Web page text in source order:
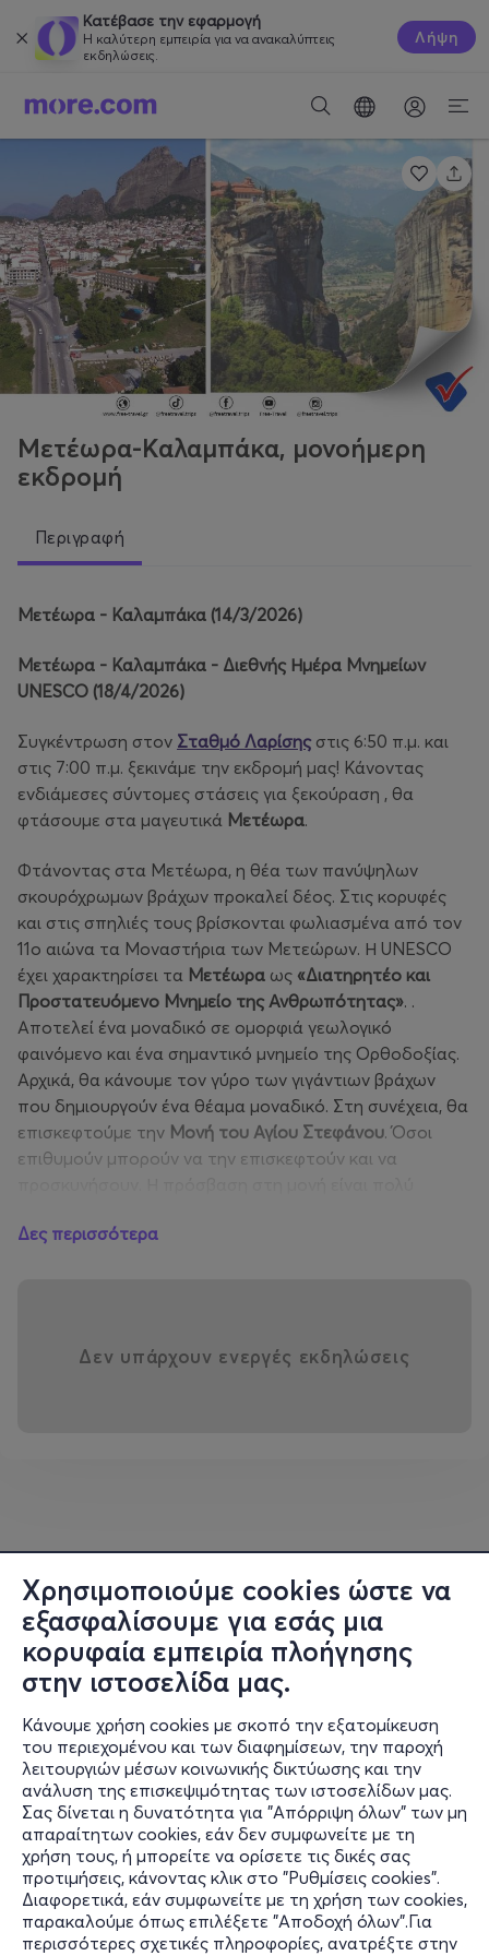
Χρησιμοποιούμε cookies ώστε να
εξασφαλίσουμε για εσάς μια
κορυφαία εμπειρία πλοήγησης
στην ιστοσελίδα μας.
Κάνουμε χρήση cookies με σκοπό την εξατομίκευση
του περιεχομένου και των διαφημίσεων, την παροχή
λειτουργιών μέσων κοινωνικής δικτύωσης και την
ανάλυση της επισκεψιμότητας των ιστοσελίδων μας.
Σας δίνεται η δυνατότητα για "Απόρριψη όλων" των μη
απαραίτητων cookies, εάν δεν συμφωνείτε με τη
χρήση τους, ή μπορείτε να ορίσετε τις δικές σας
προτιμήσεις, κάνοντας κλικ στο "Ρυθμίσεις cookies".
Διαφορετικά, εάν συμφωνείτε με τη χρήση των cookies,
παρακαλούμε όπως επιλέξετε "Αποδοχή όλων".Για
περισσότερες σχετικές πληροφορίες, ανατρέξτε στην
Κατέβασε την εφαρμογή
Η καλύτερη εμπειρία για να ανακαλύπτεις
εκδηλώσεις.
Λήψη
Μετέωρα-Καλαμπάκα, μονοήμερη
εκδρομή
Περιγραφή
Μετέωρα - Καλαμπάκα (14/3/2026)
Μετέωρα - Καλαμπάκα - Διεθνής Ημέρα Μνημείων
UNESCO (18/4/2026)
Συγκέντρωση στον Σταθμό Λαρίσης στις 6:50 π.μ. και
στις 7:00 π.μ. ξεκινάμε την εκδρομή μας! Κάνοντας
ενδιάμεσες σύντομες στάσεις για ξεκούραση , θα
φτάσουμε στα μαγευτικά Μετέωρα.
Φτάνοντας στα Μετέωρα, η θέα των πανύψηλων
σκουρόχρωμων βράχων προκαλεί δέος. Στις κορυφές
και στις σπηλιές τους βρίσκονται φωλιασμένα από τον
11ο αιώνα τα Μοναστήρια των Μετεώρων. Η UNESCO
έχει χαρακτηρίσει τα Μετέωρα ως «Διατηρητέο και
Προστατευόμενο Μνημείο της Ανθρωπότητας». .
Αποτελεί ένα μοναδικό σε ομορφιά γεωλογικό
φαινόμενο και ένα σημαντικό μνημείο της Ορθοδοξίας.
Αρχικά, θα κάνουμε τον γύρο των γιγάντιων βράχων
που δημιουργούν ένα θέαμα μοναδικό. Στη συνέχεια, θα
επισκεφτούμε την Μονή του Αγίου Στεφάνου. Όσοι
επιθυμούν μπορούν να την επισκεφτούν και να
δρόμο στην είσοδο της μονής. Επόμενή μας
14ου αιώνα ή η Μονή Βαρλαάμ .
Μουσείο Μανιταριών (www.meteoramuseum.gr).Το
Μουσείο περιλαμβάνει μια πλούσια συλλογή πτηνών και
θηλαστικών καθώς και ένα ολοκληρωμένο μουσείο
μανιταριών, το πρώτο στο είδος του στην
Ελλάδα.Υπάρχουν περίπου350 είδη ζώωνκαι250 από
τα κυριότερα είδη μανιταριών. Ο τρόπος παρουσίασης
απόλυτη ακρίβεια, το φυσικό περιβάλλον που διαβιούν
τα ζώα και αναπτύσσονται τα μανιτάρια. Η ποιότητα
των εκθεμάτων είναι εξαιρετική. Η τοποθέτησή τους
στο χώρο γίνεται σε θεματικές ενότητες, και τα
εκθέματα κατανέμονται ανάλογα με τον τύπο του
οικοσυστήματος στο οποίο ανήκουν. Για τα μανιτάρια
έχει σχεδιαστεί ένας πρωτότυπος τρόπος
παρουσίασης, ο οποίος περιλαμβάνει τρεις φάσεις
ανάπτυξης τους παρέχοντας έτσι μια ολοκληρωμένη
Δες περισσότερα
Δεν υπάρχουν ενεργές εκδηλώσεις
Πληροφορίες
Υποστήριξη
Stay Connected